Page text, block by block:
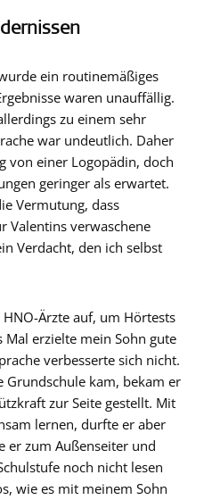
ein routinemäßiges
waren unauffällig.
zu einem sehr
war undeutlich. Daher
von einer Logopädin, doch
geringer als erwartet.
Vermutung, dass
Valentins verwaschene
Verdacht, den ich selbst
Ärzte auf, um Hörtests
Mal erzielte mein Sohn gute
verbesserte sich nicht.
Grundschule kam, bekam er
zur Seite gestellt. Mit
lernen, durfte er aber
er zum Außenseiter und
noch nicht lesen
wie es mit meinem Sohn